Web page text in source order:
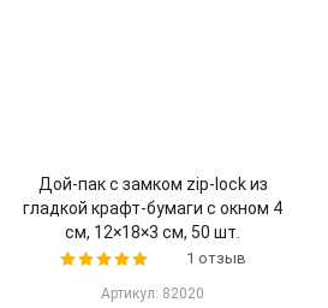
Дой-пак с замком zip-lock из
гладкой крафт-бумаги с окном 4
см, 12×18×3 cм, 50 шт.
1 отзыв
Артикул: 82020